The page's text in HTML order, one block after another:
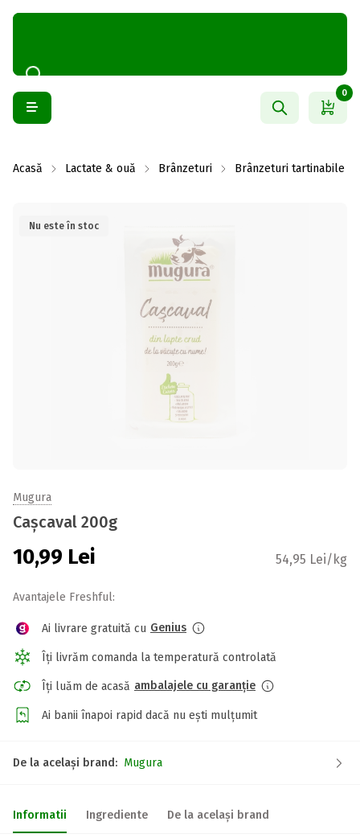
0
Acasă Lactate & ouă Brânzeturi Brânzeturi tartinabile
Nu este în stoc
Mugura
Cașcaval 200g
10,99 Lei 54,95 Lei/kg
Avantajele Freshful:
Ai livrare gratuită cu Genius
Îți livrăm comanda la temperatură controlată
Îți luăm de acasă ambalajele cu garanție
Ai banii înapoi rapid dacă nu ești mulțumit
De la același brand: Mugura
Informatii Ingrediente De la același brand